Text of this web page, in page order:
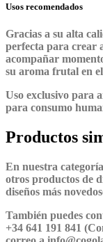
Usos recomendados
Gracias a su alta
perfecta para crear
acompañar
su aroma frutal en
Uso exclusivo para
para consumo
Productos
En nuestra
otros productos de
diseños más
También puedes
+34 641 191 841